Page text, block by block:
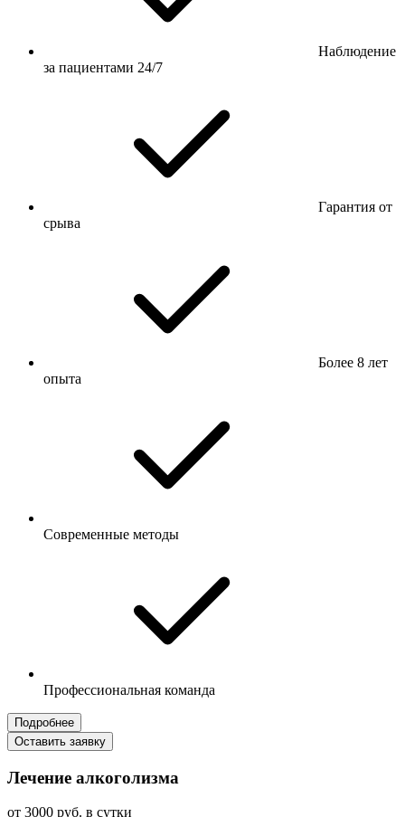
Наблюдение
за пациентами 24/7
Гарантия от
срыва
Более 8 лет
опыта
Современные методы
Профессиональная команда
Подробнее
Оставить заявку
Лечение алкоголизма
от 3000 руб. в сутки